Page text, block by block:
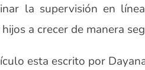
la supervisión en
a crecer de manera
esta escrito por